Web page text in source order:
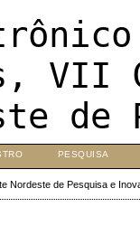
VII
de
PESQUISA
Nordeste de Pesquisa e